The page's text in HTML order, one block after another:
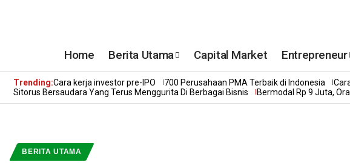
Home Berita Utama Capital Market Entrepreneur
Trending:Cara kerja investor pre-IPO 700 Perusahaan PMA Terbaik di Indonesia
Sitorus Bersaudara Yang Terus Menggurita Di Berbagai Bisnis
Bermodal Rp 9 Juta,
BERITA UTAMA